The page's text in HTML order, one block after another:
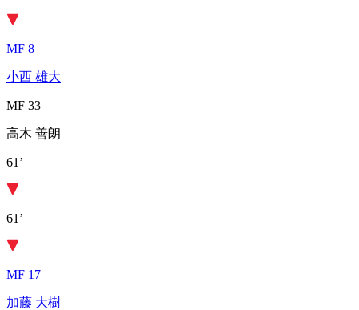
MF 8
小西 雄大
MF 33
高木 善朗
61’
61’
MF 17
加藤 大樹